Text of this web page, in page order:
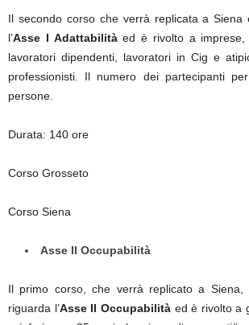
Il secondo corso che verrà replicata a Siena
l’Asse I Adattabilitàed è rivolto a imprese,
lavoratori dipendenti, lavoratori in Cig e
professionisti. Il numero dei partecipanti
persone.
Durata: 140 ore
Corso Grosseto
Corso Siena
Asse II Occupabilità
Il primo corso, che verrà replicato a Siena,
riguarda l’Asse II Occupabilitàed è rivolto a